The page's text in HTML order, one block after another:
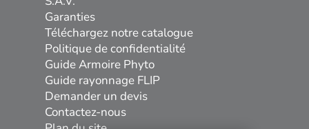
Garanties
Téléchargez notre catalogue
Politique de confidentialité
Guide Armoire Phyto
Guide rayonnage FLIP
Demander un devis
Contactez-nous